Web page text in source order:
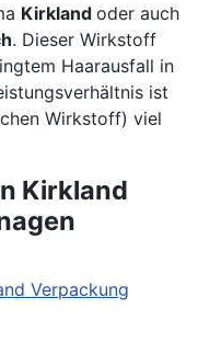
Kirkland oder auch
. Dieser Wirkstoff
Haarausfall in
ist
Wirkstoff) viel
Kirkland